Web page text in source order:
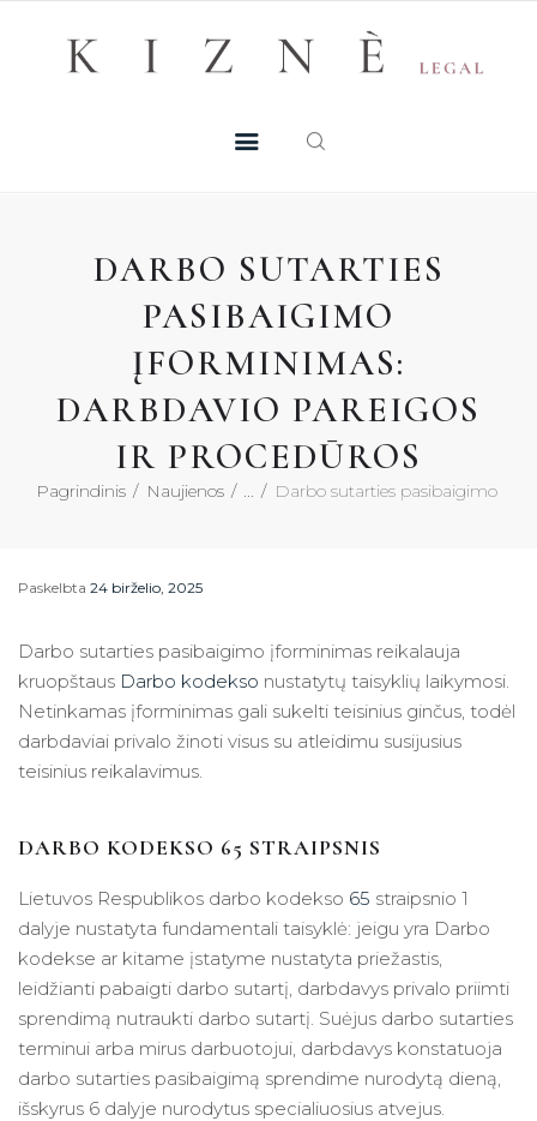
DARBO SUTARTIES
PASIBAIGIMO
ĮFORMINIMAS:
DARBDAVIO PAREIGOS
IR PROCEDŪROS
Pagrindinis Naujienos Darbo sutarties pasibaigimo
MŪSŲ TALENTAI
KONTAKTAI
KONSULTACIJA
Paskelbta 24 birželio, 2025
Darbo sutarties pasibaigimo įforminimas reikalauja
kruopštaus Darbo kodekso nustatytų taisyklių laikymosi.
Netinkamas įforminimas gali sukelti teisinius ginčus, todėl
darbdaviai privalo žinoti visus su atleidimu susijusius
teisinius reikalavimus.
DARBO KODEKSO 65 STRAIPSNIS
Lietuvos Respublikos darbo kodekso 65 straipsnio 1
dalyje nustatyta fundamentali taisyklė: jeigu yra Darbo
kodekse ar kitame įstatyme nustatyta priežastis,
leidžianti pabaigti darbo sutartį, darbdavys privalo priimti
sprendimą nutraukti darbo sutartį. Suėjus darbo sutarties
terminui arba mirus darbuotojui, darbdavys konstatuoja
darbo sutarties pasibaigimą sprendime nurodytą dieną,
išskyrus 6 dalyje nurodytus specialiuosius atvejus.
Registruotis konsultacijai